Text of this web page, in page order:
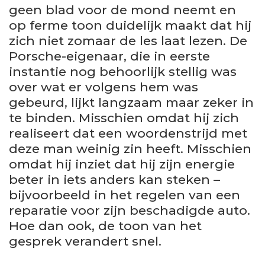
geen blad voor de mond neemt en
op ferme toon duidelijk maakt dat hij
zich niet zomaar de les laat lezen. De
Porsche-eigenaar, die in eerste
instantie nog behoorlijk stellig was
over wat er volgens hem was
gebeurd, lijkt langzaam maar zeker in
te binden. Misschien omdat hij zich
realiseert dat een woordenstrijd met
deze man weinig zin heeft. Misschien
omdat hij inziet dat hij zijn energie
beter in iets anders kan steken –
bijvoorbeeld in het regelen van een
reparatie voor zijn beschadigde auto.
Hoe dan ook, de toon van het
gesprek verandert snel.